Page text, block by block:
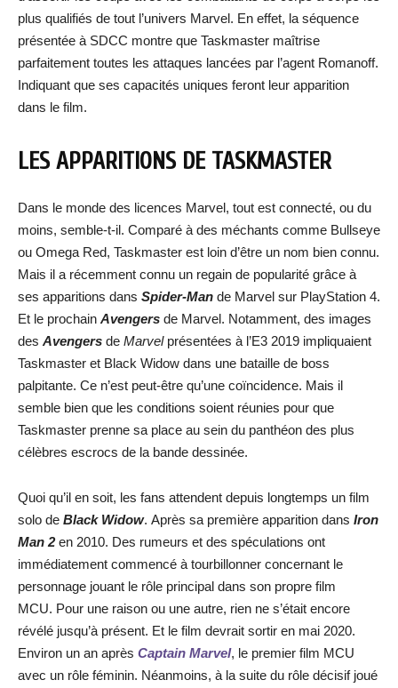
plus qualifiés de tout l’univers Marvel. En effet, la séquence
présentée à SDCC montre que Taskmaster maîtrise
parfaitement toutes les attaques lancées par l’agent Romanoff.
Indiquant que ses capacités uniques feront leur apparition
dans le film.
LES APPARITIONS DE TASKMASTER
Dans le monde des licences Marvel, tout est connecté, ou du
moins, semble-t-il. Comparé à des méchants comme Bullseye
ou Omega Red, Taskmaster est loin d’être un nom bien connu.
Mais il a récemment connu un regain de popularité grâce à
ses apparitions dans Spider-Man de Marvel sur PlayStation 4.
Et le prochain Avengers de Marvel. Notamment, des images
des Avengers de Marvelprésentées à l’E3 2019 impliquaient
Taskmaster et Black Widow dans une bataille de boss
palpitante. Ce n’est peut-être qu’une coïncidence. Mais il
semble bien que les conditions soient réunies pour que
Taskmaster prenne sa place au sein du panthéon des plus
célèbres escrocs de la bande dessinée.
Quoi qu’il en soit, les fans attendent depuis longtemps un film
solo de Black Widow. Après sa première apparition dans Iron
Man 2en 2010. Des rumeurs et des spéculations ont
immédiatement commencé à tourbillonner concernant le
personnage jouant le rôle principal dans son propre film
MCU. Pour une raison ou une autre, rien ne s’était encore
révélé jusqu’à présent. Et le film devrait sortir en mai 2020.
Environ un an après Captain Marvel, le premier film MCU
avec un rôle féminin. Néanmoins, à la suite du rôle décisif joué